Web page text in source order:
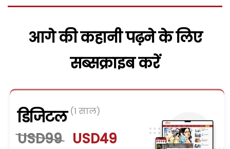
आगे की कहानी पढ़ने के लिए
सब्सक्राइब करें
डिजिटल (1 साल)
USD99 USD49